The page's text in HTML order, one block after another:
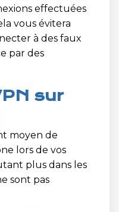
effectuées
vous évitera
à des faux
par des
sur
moyen de
lors de vos
plus dans les
sont pas